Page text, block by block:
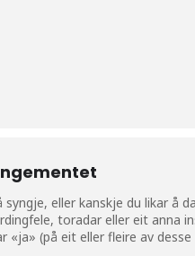
syngje, eller kanskje du likar å
toradar eller eit anna
«ja» (på eit eller fleire av